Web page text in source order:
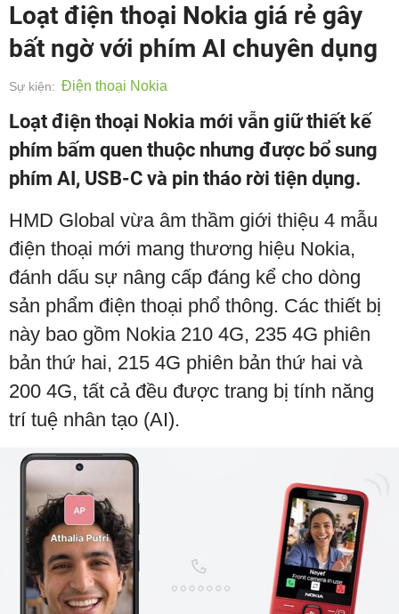
Loạt điện thoại Nokia giá rẻ gây
bất ngờ với phím AI chuyên dụng
Sự kiện: Điện thoại Nokia
Loạt điện thoại Nokia mới vẫn giữ thiết kế
phím bấm quen thuộc nhưng được bổ sung
phím AI, USB-C và pin tháo rời tiện dụng.
HMD Global vừa âm thầm giới thiệu 4 mẫu
điện thoại mới mang thương hiệu Nokia,
đánh dấu sự nâng cấp đáng kể cho dòng
sản phẩm điện thoại phổ thông. Các thiết bị
này bao gồm Nokia 210 4G, 235 4G phiên
bản thứ hai, 215 4G phiên bản thứ hai và
200 4G, tất cả đều được trang bị tính năng
trí tuệ nhân tạo (AI).